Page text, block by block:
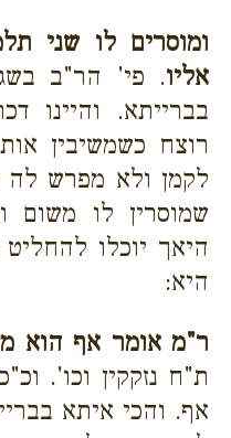
ומוסרים לו שני
אליו. פי' הר"ב
בברייתא.
רוצח כשמשיבין
לקמן ולא מפרש לה
שמוסרין לו משום
היאך יוכלו
היא:
ר"מ אומר אף הוא
ת"ח נזקקין וכו'.
אף. והכי איתא